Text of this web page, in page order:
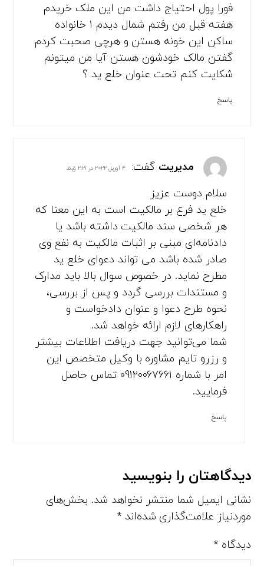
فورا پول احتیاج داشت من این ملک خریدم
هفته قبل من رفتم شمال دیدم ۱ خانواده
ساکن این خونه هستن و هرچی صحبت کردم
گفتن مالک خودشون هستن آیا من میتونم
شکایت کنم تحت عنوان خلع ید ؟
پاسخ
مدیریت گفت: ۴ آوریل ۲۰۲۲ در ۲:۲۱ ق.ظ
سلام دوست عزیز
خلع ید فرع بر مالکیت است به این معنا که
هر شخصی سند مالکیت داشته باشد یا
دادنامه‌ای مبنی بر اثبات مالکیت به نفع وی
صادر شده باشد می تواند دعوای خلع ید
مطرح نماید. در خصوص سوال بالا باید مدارک
و مستندات بررسی گردد و پس از بررسی،
نحوه طرح دعوا و عنوان دادخواست و
راهکارهای لازم ارائه خواهد شد.
شما می‌توانید جهت دریافت اطلاعات بیشتر
و رزرو تایم مشاوره با وکیل متخصص این
امر با شماره 09120067661 تماس حاصل
فرمایید.
پاسخ
دیدگاهتان را بنویسید
نشانی ایمیل شما منتشر نخواهد شد. بخش‌های
موردنیاز علامت‌گذاری شده‌اند*
دیدگاه*